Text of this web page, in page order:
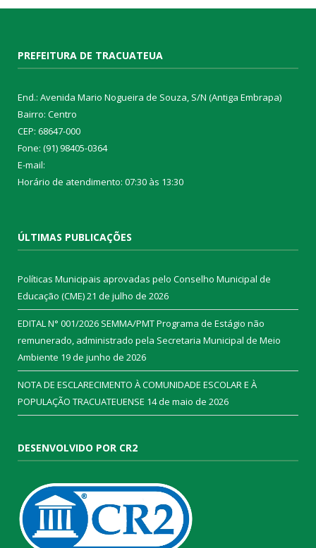
PREFEITURA DE TRACUATEUA
End.: Avenida Mario Nogueira de Souza, S/N (Antiga Embrapa)
Bairro: Centro
CEP: 68647-000
Fone: (91) 98405-0364
E-mail:
Horário de atendimento: 07:30 às 13:30
ÚLTIMAS PUBLICAÇÕES
Políticas Municipais aprovadas pelo Conselho Municipal de
Educação (CME)21 de julho de 2026
EDITAL N° 001/2026 SEMMA/PMT Programa de Estágio não
remunerado, administrado pela Secretaria Municipal de Meio
Ambiente 19 de junho de 2026
NOTA DE ESCLARECIMENTO À COMUNIDADE ESCOLAR E À
POPULAÇÃO TRACUATEUENSE 14 de maio de 2026
DESENVOLVIDO POR CR2